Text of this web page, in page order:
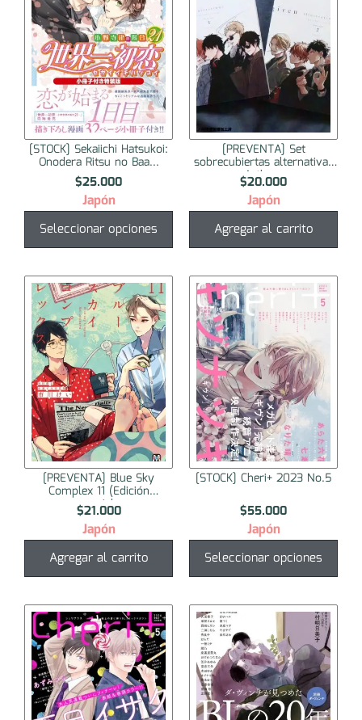
[STOCK] Sekaiichi Hatsukoi:
Onodera Ritsu no Baa...
$25.000
Japón
Seleccionar opciones
[PREVENTA] Set
sobrecubiertas alternativas
Artbo...
$20.000
Japón
Agregar al carrito
[PREVENTA] Blue Sky
Complex 11 (Edición
especial...
$21.000
Japón
Agregar al carrito
[STOCK] Cheri+ 2023 No.5
$55.000
Japón
Seleccionar opciones